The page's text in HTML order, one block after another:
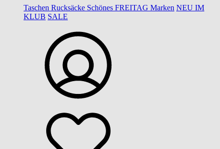
Taschen Rucksäcke Schönes FREITAG Marken NEU IM
KLUB SALE